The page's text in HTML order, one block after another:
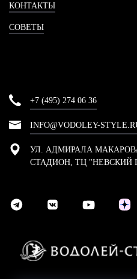
КОНТАКТЫ
СОВЕТЫ
+7 (495) 274 06 36
INFO@VODOLEY-
УЛ. АДМИРАЛА
СТАДИОН, ТЦ "НЕВСКИЙ